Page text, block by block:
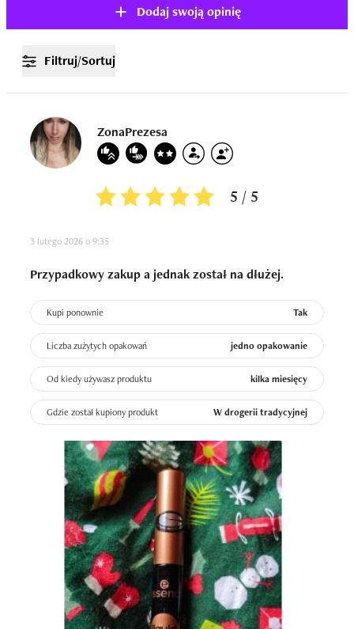
Dodaj swoją opinię
Filtruj/Sortuj
ZonaPrezesa
5 / 5
3 lutego 2026 o 9:35
Przypadkowy zakup a jednak został na dłużej.
Kupi ponownie Tak
Liczba zużytych opakowań jedno opakowanie
Od kiedy używasz produktu kilka miesięcy
Gdzie został kupiony produkt W drogerii tradycyjnej